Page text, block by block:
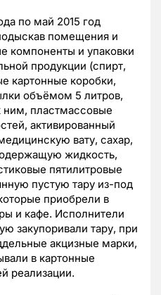
по май 2015 год
помещения и
компоненты и упаковки
продукции (спирт,
картонные коробки,
объёмом 5 литров,
пластмассовые
активированный
вату, сахар,
жидкость,
пятилитровые
пустую тару из-под
приобрели в
и кафе. Исполнители
закупоривали тару, при
акцизные марки,
в картонные
реализации.